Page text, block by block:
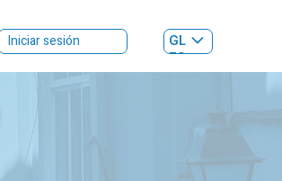
Iniciar sesión
GL
ES|